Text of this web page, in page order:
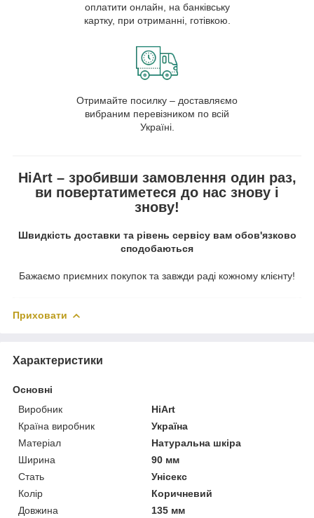
оплатити онлайн, на банківську
картку, при отриманні, готівкою.
Отримайте посилку – доставляємо
вибраним перевізником по всій
Україні.
HiArt – зробивши замовлення один раз,
ви повертатиметеся до нас знову і
знову!
Швидкість доставки та рівень сервісу вам обов'язково
сподобаються
Бажаємо приємних покупок та завжди раді кожному клієнту!
Приховати
Характеристики
Основні
Виробник
HiArt
Країна виробник
Україна
Матеріал
Натуральна шкіра
Ширина
90 мм
Стать
Унісекс
Колір
Коричневий
Довжина
135 мм